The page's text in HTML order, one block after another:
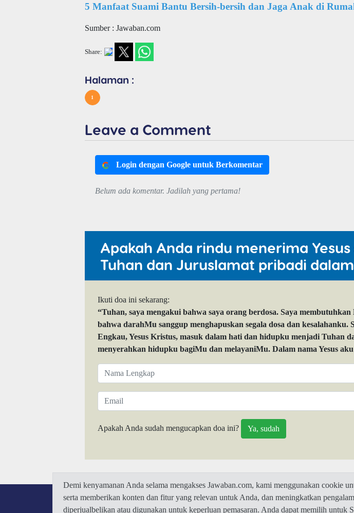
5 Manfaat Suami Bantu Bersih-bersih dan Jaga Anak di
Sumber : Jawaban.com
Share:
Halaman :
1
Leave a Comment
Login dengan Google untuk Berkomentar
Belum ada komentar. Jadilah yang pertama!
Apakah Anda rindu menerima Yesus
Tuhan dan Juruslamat pribadi
Ikuti doa ini sekarang:
“Tuhan, saya mengakui bahwa saya orang berdosa. Saya membutuhkan
bahwa darahMu sanggup menghapuskan segala dosa dan kesalahanku.
Engkau, Yesus Kristus, masuk dalam hati dan hidupku menjadi Tuhan
menyerahkan hidupku bagiMu dan melayaniMu. Dalam nama Yesus
Apakah Anda sudah mengucapkan doa ini?
Demi kenyamanan Anda selama mengakses Jawaban.com, kami menggunakan cookie
serta memberikan konten dan fitur yang relevan untuk Anda, dan meningkatkan
diperjualbelikan atau digunakan untuk keperluan pemasaran. Anda dapat memilih untuk
© 2026